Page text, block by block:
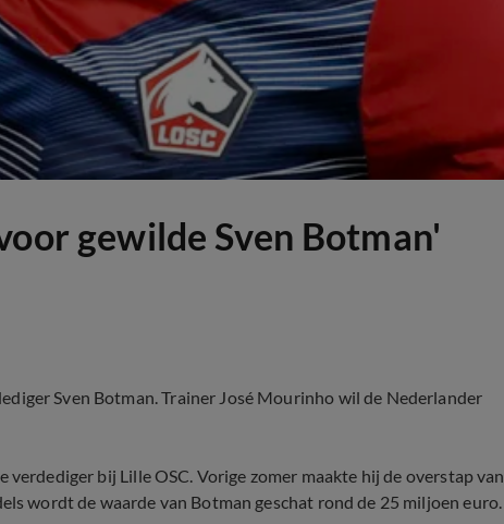
gewilde Sven Botman'
Sven Botman. Trainer José Mourinho wil de Nederlander
bij Lille OSC. Vorige zomer maakte hij de overstap van
wordt de waarde van Botman geschat rond de 25 miljoen euro.